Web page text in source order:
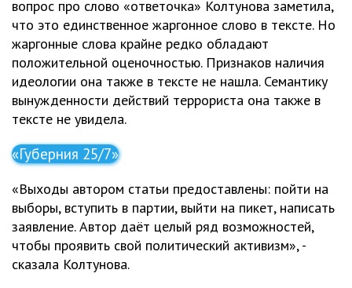
вопрос про слово «ответочка» Колтунова заметила,
что это единственное жаргонное слово в тексте. Но
жаргонные слова крайне редко обладают
положительной оценочностью. Признаков наличия
идеологии она также в тексте не нашла. Семантику
вынужденности действий террориста она также в
тексте не увидела.
«Губерния 25/7»
«Выходы автором статьи предоставлены: пойти на
выборы, вступить в партии, выйти на пикет, написать
заявление. Автор даёт целый ряд возможностей,
чтобы проявить свой политический активизм», -
сказала Колтунова.